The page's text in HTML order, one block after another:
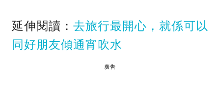
延伸閱讀： 去旅行最開心，就係可以
同好朋友傾通宵吹水
廣告